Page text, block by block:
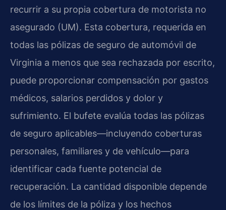
recurrir a su propia cobertura de motorista no
asegurado (UM). Esta cobertura, requerida en
todas las pólizas de seguro de automóvil de
Virginia a menos que sea rechazada por escrito,
puede proporcionar compensación por gastos
médicos, salarios perdidos y dolor y
sufrimiento. El bufete evalúa todas las pólizas
de seguro aplicables—incluyendo coberturas
personales, familiares y de vehículo—para
identificar cada fuente potencial de
recuperación. La cantidad disponible depende
de los límites de la póliza y los hechos